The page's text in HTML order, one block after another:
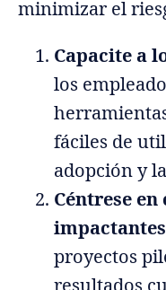
minimizar el
Capacite a
los
fáciles de
adopción y
Céntrese en
proyectos